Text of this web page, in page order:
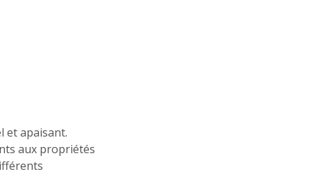
et apaisant.
aux propriétés